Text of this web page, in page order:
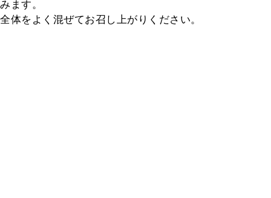
みます。
全体をよく混ぜてお召し上がりください。